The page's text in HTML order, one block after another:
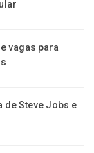
vagas para
de Steve Jobs e